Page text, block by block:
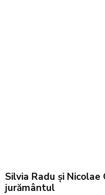
Silvia Radu și Nicolae
jurământul